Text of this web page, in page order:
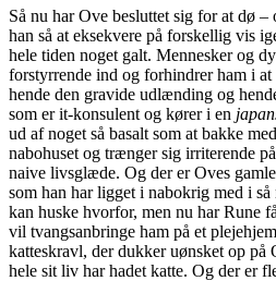
Så nu har Ove besluttet sig for at dø
han så at eksekvere på forskellig vis
hele tiden noget galt. Mennesker og
forstyrrende ind og forhindrer ham i
hende den gravide udlænding og
som er it-konsulent og kører i en
ud af noget så basalt som at bakke
nabohuset og trænger sig irriterende
naive livsglæde. Og der er Oves
som han har ligget i nabokrig med i så
kan huske hvorfor, men nu har Rune
vil tvangsanbringe ham på et
katteskravl, der dukker uønsket op på
hele sit liv har hadet katte. Og der er